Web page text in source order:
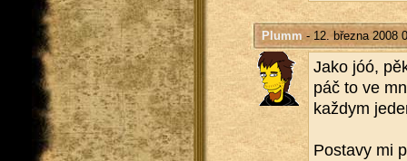
Plumm - 12. března 2008
Jako jóó,
páč to ve
kaž­dym
Po­sta­vy mi